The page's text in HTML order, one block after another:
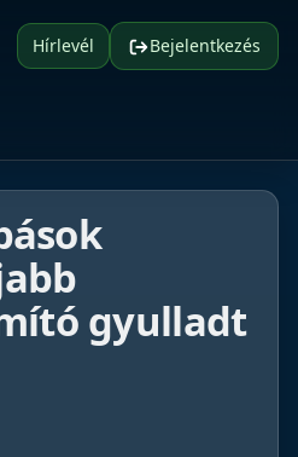
Hírlevél Bejelentkezés
gyulladt